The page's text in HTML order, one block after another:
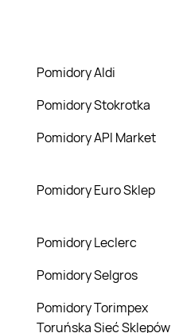
Pomidory Aldi
Pomidory Stokrotka
Pomidory API Market
Pomidory Euro Sklep
Pomidory Leclerc
Pomidory Selgros
Pomidory Torimpex
Toruńska Sieć Sklepów